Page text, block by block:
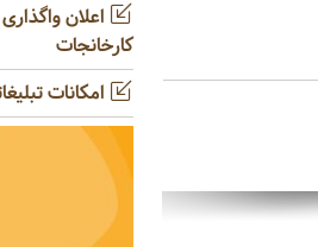
اعلان
کارخانجات
امکانات